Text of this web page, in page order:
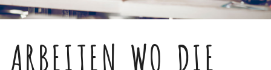
ARBEITEN WO DIE